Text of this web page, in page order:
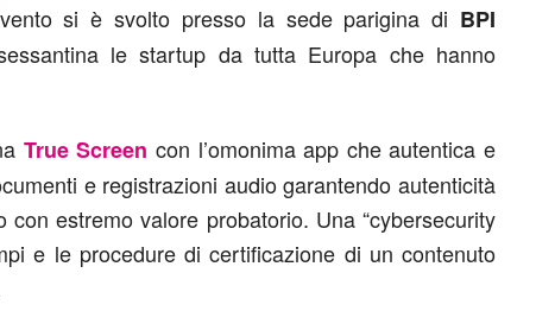
si è svolto presso la sede parigina di BPI
le startup da tutta Europa che hanno
True Screen con l’omonima app che autentica e
e registrazioni audio garantendo autenticità
estremo valore probatorio. Una “cybersecurity
e le procedure di certificazione di un contenuto